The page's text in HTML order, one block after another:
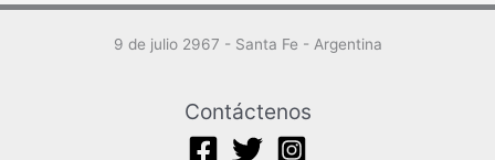
9 de julio 2967 - Santa Fe - Argentina
Contáctenos